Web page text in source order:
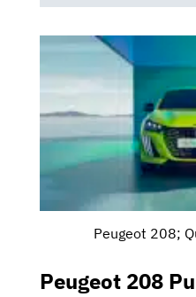
Peugeot 208;
Peugeot 208